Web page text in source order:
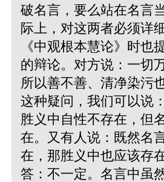
破名言，要么站在名言
际上，对这两者必须详
《中观根本慧论》时也
的辩论。对方说：一切
所以善不善、清净染污
这种疑问，我们可以说
胜义中自性不存在，但
在。又有人说：既然名
在，那胜义中也应该存
答：不一定。名言中虽